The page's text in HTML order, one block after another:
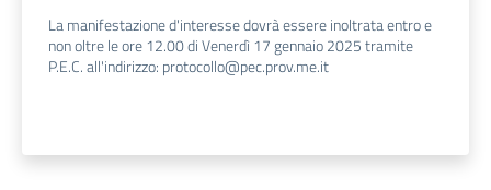
La manifestazione d'interesse dovrà essere inoltrata entro e
non oltre le ore 12.00 di Venerdì 17 gennaio 2025 tramite
P.E.C. all'indirizzo: protocollo@pec.prov.me.it